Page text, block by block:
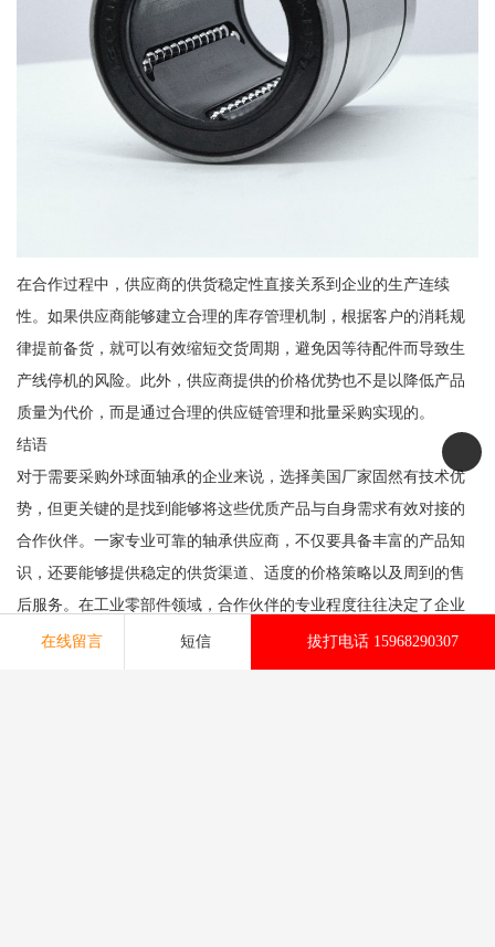
在合作过程中，供应商的供货稳定性直接关系到企业的生产连续
性。如果供应商能够建立合理的库存管理机制，根据客户的消耗规
律提前备货，就可以有效缩短交货周期，避免因等待配件而导致生
产线停机的风险。此外，供应商提供的价格优势也不是以降低产品
质量为代价，而是通过合理的供应链管理和批量采购实现的。
结语
对于需要采购外球面轴承的企业来说，选择美国厂家固然有技术优
势，但更关键的是找到能够将这些优质产品与自身需求有效对接的
合作伙伴。一家专业可靠的轴承供应商，不仅要具备丰富的产品知
识，还要能够提供稳定的供货渠道、适度的价格策略以及周到的售
后服务。在工业零部件领域，合作伙伴的专业程度往往决定了企业
设备运行的效率与稳定性，这也是长期合作值得投入时间与精力的
原因所在。选择正确的供应商，意味着企业在设备维护和生产保障
在线留言 短信 拔打电话 15968290307